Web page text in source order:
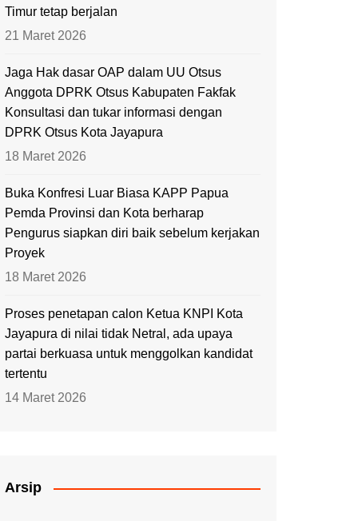
Timur tetap berjalan
21 Maret 2026
Jaga Hak dasar OAP dalam UU Otsus
Anggota DPRK Otsus Kabupaten Fakfak
Konsultasi dan tukar informasi dengan
DPRK Otsus Kota Jayapura
18 Maret 2026
Buka Konfresi Luar Biasa KAPP Papua
Pemda Provinsi dan Kota berharap
Pengurus siapkan diri baik sebelum kerjakan
Proyek
18 Maret 2026
Proses penetapan calon Ketua KNPI Kota
Jayapura di nilai tidak Netral, ada upaya
partai berkuasa untuk menggolkan kandidat
tertentu
14 Maret 2026
Arsip